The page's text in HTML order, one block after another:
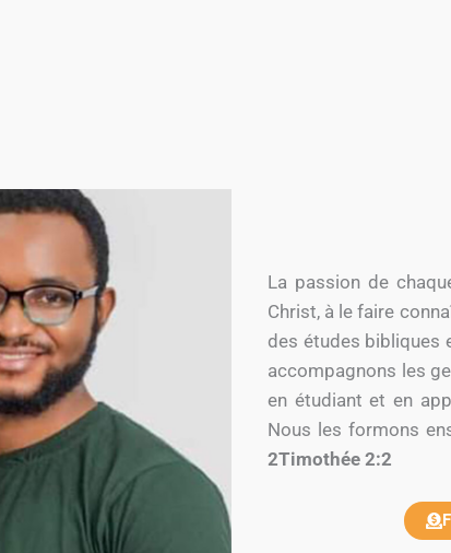
La passion de
Christ, à le faire
des études bibliques
accompagnons les
en étudiant et en
Nous les formons
2Timothée 2:2